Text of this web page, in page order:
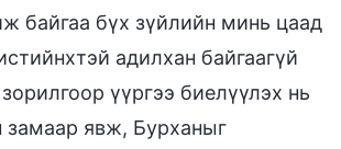
байгаа бүх зүйлийн минь цаад
адилхан байгаагүй
үүргээ биелүүлэх нь
замаар явж, Бурханыг